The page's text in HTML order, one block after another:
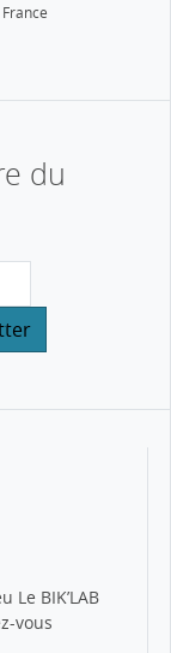
du
Le BIK’LAB
vous